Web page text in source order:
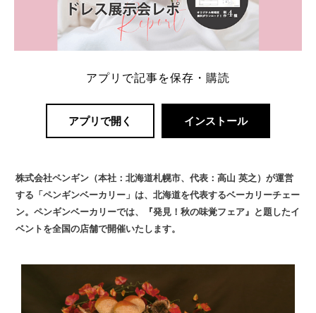
アプリで記事を保存・購読
アプリで開く インストール
株式会社ペンギン（本社：北海道札幌市、代表：高山 英之）が運営
する「ペンギンベーカリー」は、北海道を代表するベーカリーチェー
ン。ペンギンベーカリーでは、『発見！秋の味覚フェア』と題したイ
ベントを全国の店舗で開催いたします。